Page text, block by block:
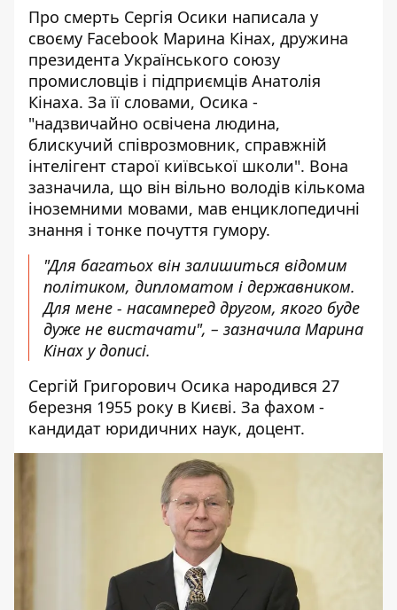
Про смерть Сергія Осики написала у
своєму Facebook Марина Кінах, дружина
президента Українського союзу
промисловців і підприємців Анатолія
Кінаха. За її словами, Осика -
"надзвичайно освічена людина,
блискучий співрозмовник, справжній
інтелігент старої київської школи". Вона
зазначила, що він вільно володів кількома
іноземними мовами, мав енциклопедичні
знання і тонке почуття гумору.
"Для багатьох він залишиться відомим
політиком, дипломатом і державником.
Для мене - насамперед другом, якого буде
дуже не вистачати", – зазначила Марина
Кінах у дописі.
Сергій Григорович Осика народився 27
березня 1955 року в Києві. За фахом -
кандидат юридичних наук, доцент.